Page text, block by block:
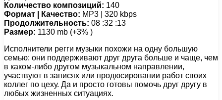
Количество композиций: 140
Формат | Качество: MP3 | 320 kbps
Продолжительность: 08 :32 :13
Размер: 1130 mb (+3% )
Исполнители регги музыки похожи на одну большую
семью: они поддерживают друг друга больше и чаще, чем
в каком-либо другом музыкальном направлении,
участвуют в записях или продюсировании работ своих
коллег по цеху. Да и просто готовы помочь друг другу в
любых жизненных ситуациях.